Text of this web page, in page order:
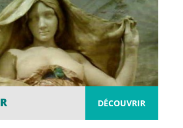
DÉCOUVRIR